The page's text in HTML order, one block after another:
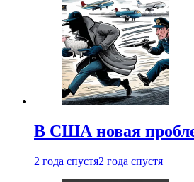
В США новая
2 года спустя2 года спустя